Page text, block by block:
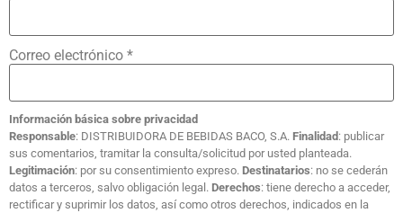
Correo electrónico *
Información básica sobre privacidad
Responsable: DISTRIBUIDORA DE BEBIDAS BACO, S.A. Finalidad: publicar
sus comentarios, tramitar la consulta/solicitud por usted planteada.
Legitimación: por su consentimiento expreso. Destinatarios: no se cederán
datos a terceros, salvo obligación legal. Derechos: tiene derecho a acceder,
rectificar y suprimir los datos, así como otros derechos, indicados en la